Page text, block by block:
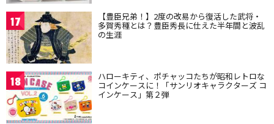
17 【豊臣兄弟！】2度の改易から復活した武将・
多賀秀種とは？豊臣秀長に仕えた半年間と波乱
の生涯
18 ハローキティ、ポチャッコたちが昭和レトロな
コインケースに！「サンリオキャラクターズ コ
インケース」第２弾